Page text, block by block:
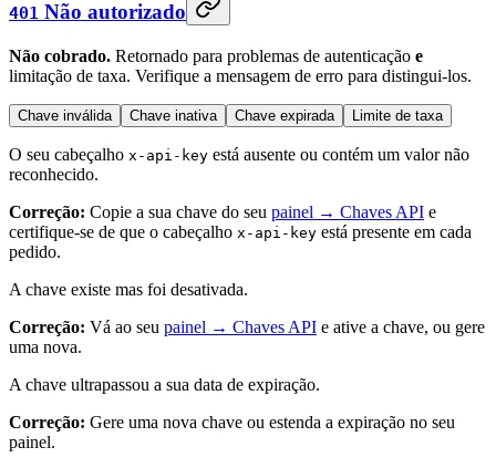
401 Não autorizado
Não cobrado. Retornado para problemas de autenticação e
limitação de taxa. Verifique a mensagem de erro para distingui-los.
Chave inválida Chave inativa Chave expirada Limite de taxa
O seu cabeçalho x-api-key está ausente ou contém um valor não
reconhecido.
Correção: Copie a sua chave do seu painel → Chaves API e
certifique-se de que o cabeçalho x-api-key está presente em cada
pedido.
A chave existe mas foi desativada.
Correção: Vá ao seu painel → Chaves API e ative a chave, ou gere
uma nova.
A chave ultrapassou a sua data de expiração.
Correção: Gere uma nova chave ou estenda a expiração no seu
painel.